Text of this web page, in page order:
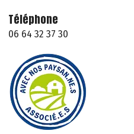
Téléphone
06 64 32 37 30